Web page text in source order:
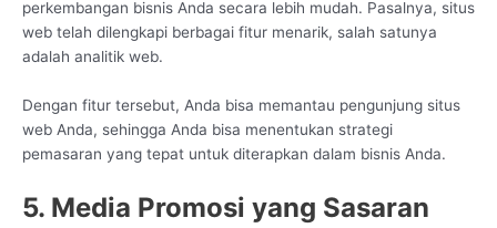
perkembangan bisnis Anda secara lebih mudah. Pasalnya, situs
web telah dilengkapi berbagai fitur menarik, salah satunya
adalah analitik web.
Dengan fitur tersebut, Anda bisa memantau pengunjung situs
web Anda, sehingga Anda bisa menentukan strategi
pemasaran yang tepat untuk diterapkan dalam bisnis Anda.
5. Media Promosi yang Sasaran